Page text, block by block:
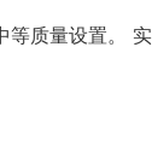
质量设置。